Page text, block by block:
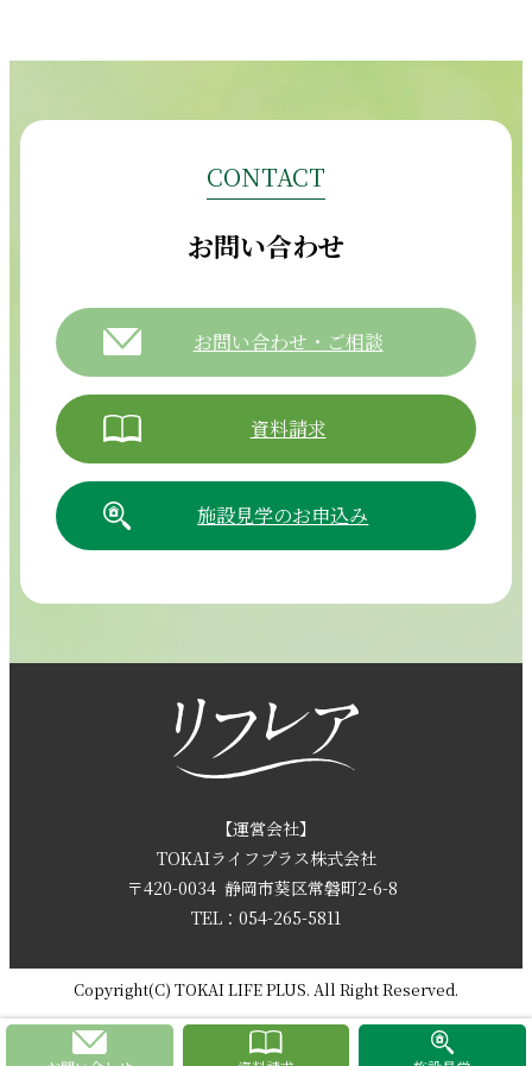
054-265-5811
【電話受付時間】8:30～17:30（月曜～土曜）
採用情報
お問い合わせ
資料請求
CONTACT
お問い合わせ
お問い合わせ・ご相談
資料請求
施設見学のお申込み
【運営会社】
TOKAIライフプラス株式会社
〒420-0034 静岡市葵区常磐町2-6-8
TEL：054-265-5811
Copyright(C) TOKAI LIFE PLUS. All Right Reserved.